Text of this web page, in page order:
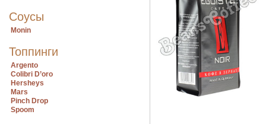
Соусы
Monin
Топпинги
Argento
Colibri D’oro
Hersheys
Mars
Pinch Drop
Spoom